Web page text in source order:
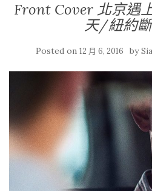
Front Cover 北京遇
天/紐約
Posted on 12 月 6, 2016 by